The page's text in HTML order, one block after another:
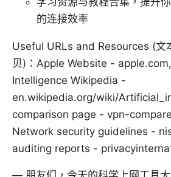
的连接效率
Useful URLs and Resources (文
贝)：Apple Website -
Intelligence Wikipedia -
en.wikipedia.org/wiki/
comparison page - vpn-
Network security guidelines -
auditing reports -